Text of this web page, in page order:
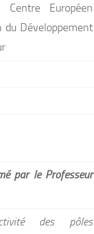
Centre Européen
du Développement
par le Professeur
des pôles